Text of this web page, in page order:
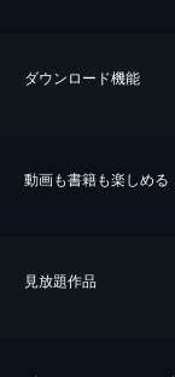
ダウンロード機能
動画も書籍も楽しめる
⾒放題作品